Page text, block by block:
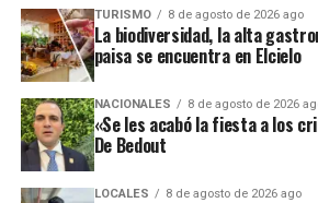
acaba con el Sistema General
crea un Sistema General de
Territorial, financiado con los
impuesto de Renta y
sean los departamentos los
las inversiones que sus
desviaron».
De Bedout Arango señala que este
procesos represados, y menciona
agregarían a otras investigaciones
temas como Computadores Futuro,
Bomberos, Fondos Fijos, Buen
TURISMO 8 de agosto de 2026 ago
La biodiversidad, la alta
paisa se encuentra en Elcielo
NACIONALES 8 de agosto de 2026
«Se les acabó la fiesta a los
De Bedout
LOCALES 8 de agosto de 2026 ago